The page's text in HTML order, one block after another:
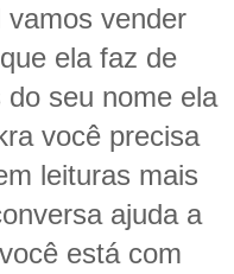
vender
ela faz de
seu nome ela
você precisa
leituras mais
ajuda a
está com